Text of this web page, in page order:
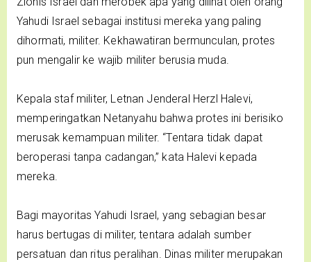
Yahudi Israel sebagai institusi mereka yang paling
dihormati, militer. Kekhawatiran bermunculan, protes
pun mengalir ke wajib militer berusia muda.
Kepala staf militer, Letnan Jenderal Herzl Halevi,
memperingatkan Netanyahu bahwa protes ini berisiko
merusak kemampuan militer. “Tentara tidak dapat
beroperasi tanpa cadangan,” kata Halevi kepada
mereka.
Bagi mayoritas Yahudi Israel, yang sebagian besar
harus bertugas di militer, tentara adalah sumber
persatuan dan ritus peralihan. Dinas militer merupakan